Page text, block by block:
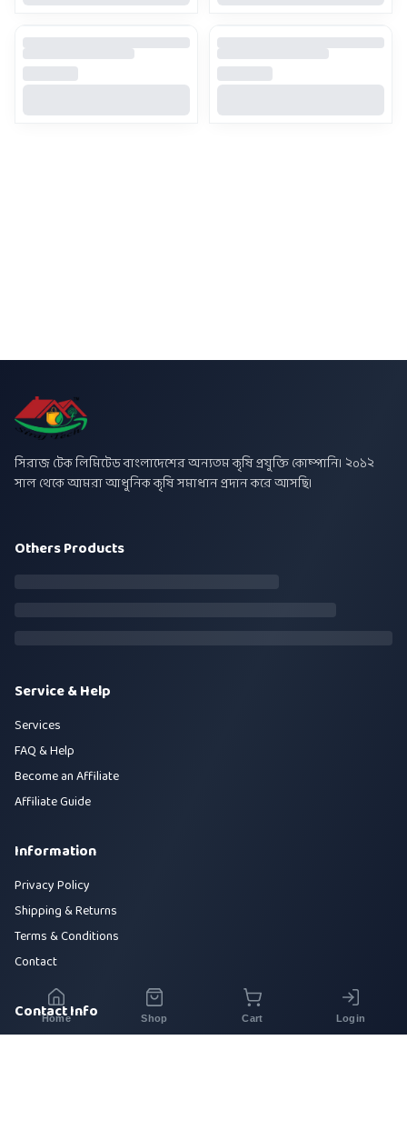
সিরাজ টেক লিমিটেড বাংলাদেশের অন্যতম কৃষি প্রযুক্তি কোম্পানি। ২০১২
সাল থেকে আমরা আধুনিক কৃষি সমাধান প্রদান করে আসছি।
Others Products
Service & Help
Services
FAQ & Help
Become an Affiliate
Affiliate Guide
Information
Privacy Policy
Shipping & Returns
Terms & Conditions
Contact
Contact Info
Home Shop Cart Login